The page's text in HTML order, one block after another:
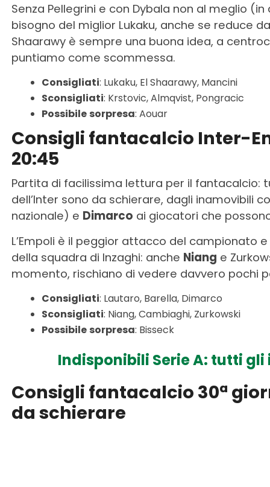
Senza Pellegrini e con Dybala non al meglio
bisogno del miglior Lukaku, anche se reduce
Shaarawy è sempre una buona idea, a
puntiamo come scommessa.
Consigliati: Lukaku, El Shaarawy, Mancini
Sconsigliati: Krstovic, Almqvist, Pongracic
Possibile sorpresa: Aouar
Consigli fantacalcio Inter-
20:45
Partita di facilissima lettura per il fantacalcio:
dell’Inter sono da schierare, dagli inamovibili
nazionale) e Dimarco ai giocatori che
L’Empoli è il peggior attacco del campionato
della squadra di Inzaghi: anche Niang e
momento, rischiano di vedere davvero pochi
Consigliati: Lautaro, Barella, Dimarco
Sconsigliati: Niang, Cambiaghi, Zurkowski
Possibile sorpresa: Bisseck
Indisponibili Serie A: tutti
Consigli fantacalcio 30ª
da schierare